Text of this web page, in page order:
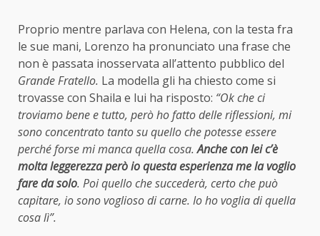
Proprio mentre parlava con Helena, con la testa fra
le sue mani, Lorenzo ha pronunciato una frase che
non è passata inosservata all’attento pubblico del
Grande Fratello. La modella gli ha chiesto come si
trovasse con Shaila e lui ha risposto: “Ok che ci
troviamo bene e tutto, però ho fatto delle riflessioni, mi
sono concentrato tanto su quello che potesse essere
perché forse mi manca quella cosa.Anche con lei c’è
molta leggerezza però io questa esperienza me la voglio
fare da solo. Poi quello che succederà, certo che può
capitare, io sono voglioso di carne. Io ho voglia di quella
cosa lì”.